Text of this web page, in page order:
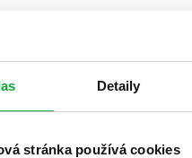
Detaily
stránka používá cookies